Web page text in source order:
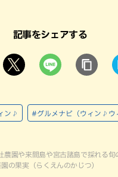
記事をシェアする
ン♪ #グルメナビ（ウィン♪ウ
農園や来間島や宮古諸島で採れる旬
の果実（らくえんのかじつ）